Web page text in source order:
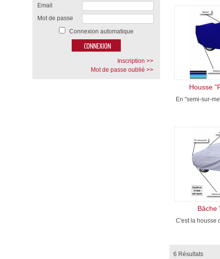
Housse
En "semi-sur-
Bâche
C'est la housse
6 Résultats
Email
Mot de passe
Connexion automatique
Inscription >>
Mot de passe oublié >>